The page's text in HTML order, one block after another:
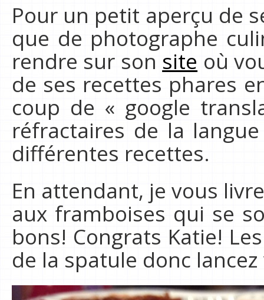
Pour un petit aperçu de
que de photographe
rendre sur son site où
de ses recettes phares
coup de « google
réfractaires de la
différentes recettes.
En attendant, je vous
aux framboises qui se
bons! Congrats Katie!
de la spatule donc